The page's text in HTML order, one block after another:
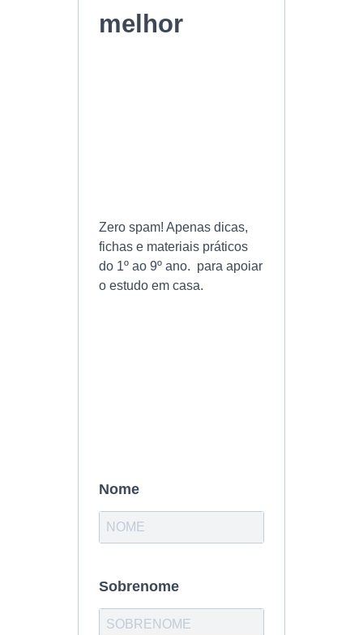
melhor
Zero spam! Apenas dicas,
fichas e materiais práticos
do 1º ao 9º ano. para apoiar
o estudo em casa.
Nome
Sobrenome